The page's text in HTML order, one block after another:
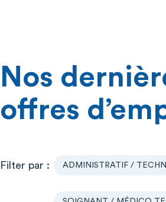
Nos
offres
ADMINISTRATIF /